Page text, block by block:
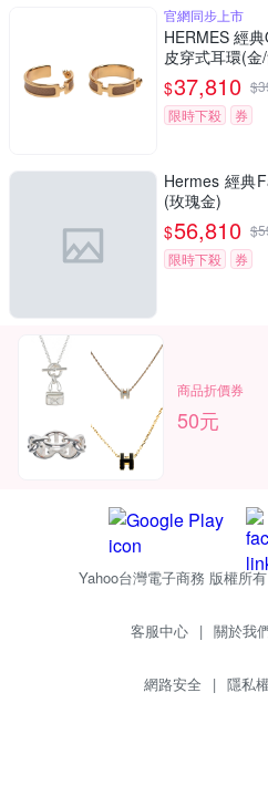
官網同步上市
HERMES 經
皮穿式耳環(金
$37,810 $
限時下殺
券
Hermes 經典
(玫瑰金)
$56,810 $
限時下殺
券
商品折價券
50元
Yahoo台灣電子商務 版權所
客服中心 | 關於我
網路安全 | 隱私權